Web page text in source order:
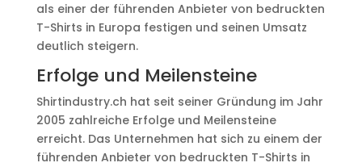
als einer der führenden Anbieter von bedruckten
T-Shirts in Europa festigen und seinen Umsatz
deutlich steigern.
Erfolge und Meilensteine
Shirtindustry.ch hat seit seiner Gründung im Jahr
2005 zahlreiche Erfolge und Meilensteine
erreicht. Das Unternehmen hat sich zu einem der
führenden Anbieter von bedruckten T-Shirts in